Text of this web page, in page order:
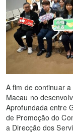
A fim de continuar
Macau no
Aprofundada entre
de Promoção do
a Direcção dos